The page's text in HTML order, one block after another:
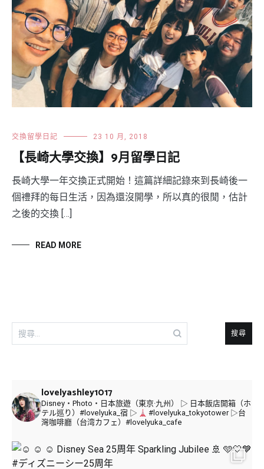
交換留學日記 23 10 月, 2018
【長崎大學交換】9月留學日記
長崎大學一年交換正式開始！這篇詳細記錄來到長崎後一
個禮拜的每日生活，因為還沒開學，所以真的很閒，估計
之後的交換 […]
READ MORE
搜
尋
lovelyashley1017
Disney・Photo・日本旅遊（東京·九州）
▷ 日本飯店開箱（ホ
テル巡り）#lovelyuka_宿 ▷ #lovelyuka_tokyotower▷台
灣咖啡廳（台湾カフェ）#lovelyuka_cafe